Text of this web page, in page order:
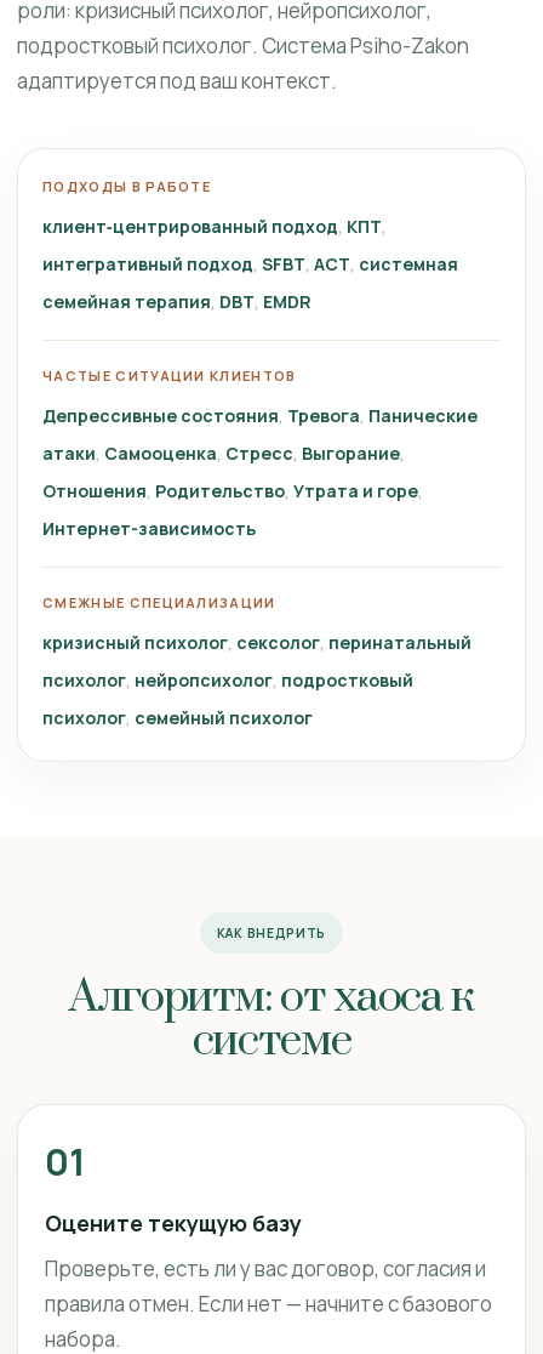
роли: кризисный психолог, нейропсихолог,
подростковый психолог. Система Psiho-Zakon
адаптируется под ваш контекст.
ПОДХОДЫ В РАБОТЕ
клиент‑центрированный подход КПТ
интегративный подход SFBT ACT системная
семейная терапия DBT EMDR
ЧАСТЫЕ СИТУАЦИИ КЛИЕНТОВ
Депрессивные состояния Тревога Панические
атаки Самооценка Стресс Выгорание
Отношения Родительство Утрата и горе
Интернет-зависимость
СМЕЖНЫЕ СПЕЦИАЛИЗАЦИИ
кризисный психолог сексолог перинатальный
психолог нейропсихолог подростковый
психолог семейный психолог
КАК ВНЕДРИТЬ
Алгоритм: от хаоса к
системе
01
Оцените текущую базу
Проверьте, есть ли у вас договор, согласия и
правила отмен. Если нет — начните с базового
набора.